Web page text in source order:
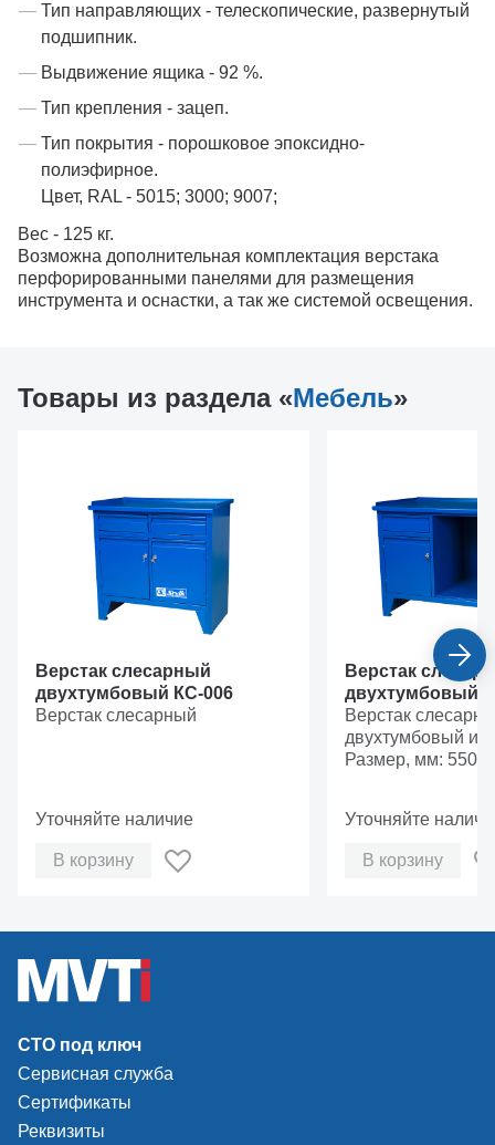
Тип направляющих - телескопические, развернутый
подшипник.
Выдвижение ящика - 92 %.
Тип крепления - зацеп.
Тип покрытия - порошковое эпоксидно-
полиэфирное.
Цвет, RAL - 5015; 3000; 9007;
Вес - 125 кг.
Возможна дополнительная комплектация верстака
перфорированными панелями для размещения
инструмента и оснастки, а так же системой освещения.
Товары из раздела «Мебель»
Верстак слесарный
двухтумбовый КС-006
Верстак слесарный
Уточняйте наличие
В корзину
Верстак
двухтумбовый
КС-012
Верстак
двухтумбовый и
Размер, мм:
Уточняйте
В корзину
СТО под ключ
Сервисная служба
Сертификаты
Реквизиты